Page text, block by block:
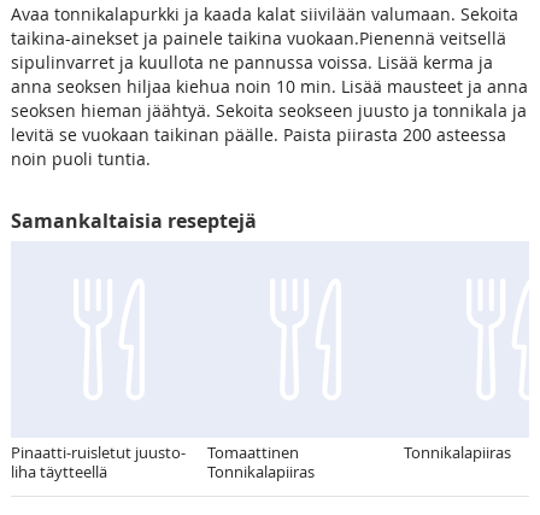
Avaa tonnikalapurkki ja kaada kalat siivilään valumaan. Sekoita
taikina-ainekset ja painele taikina vuokaan.Pienennä veitsellä
sipulinvarret ja kuullota ne pannussa voissa. Lisää kerma ja
anna seoksen hiljaa kiehua noin 10 min. Lisää mausteet ja anna
seoksen hieman jäähtyä. Sekoita seokseen juusto ja tonnikala ja
levitä se vuokaan taikinan päälle. Paista piirasta 200 asteessa
noin puoli tuntia.
Samankaltaisia reseptejä
Pinaatti-ruisletut juusto-
liha täytteellä
Tomaattinen
Tonnikalapiiras
Tonnikalapiiras